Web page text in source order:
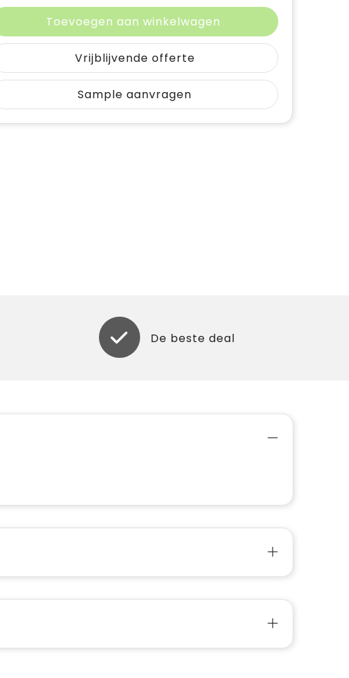
Toevoegen aan winkelwagen
Vrijblijvende offerte
Sample aanvragen
De beste deal